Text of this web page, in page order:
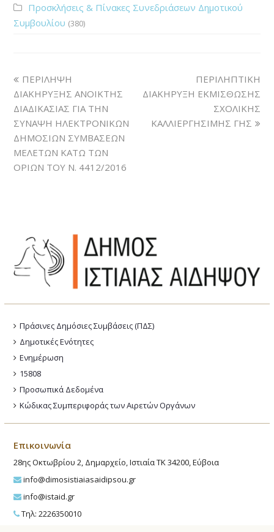
Προσκλήσεις & Πίνακες Συνεδριάσεων Δημοτικού
Συμβουλίου (380)
ΠΕΡΙΛΗΨΗ
ΔΙΑΚΗΡΥΞΗΣ ΑΝΟΙΚΤΗΣ
ΔΙΑΔΙΚΑΣΙΑΣ ΓΙΑ ΤΗΝ
ΣΥΝΑΨΗ ΗΛΕΚΤΡΟΝΙΚΩΝ
ΔΗΜΟΣΙΩΝ ΣΥΜΒΑΣΕΩΝ
ΜΕΛΕΤΩΝ ΚΑΤΩ ΤΩΝ
ΟΡΙΩΝ ΤΟΥ Ν. 4412/2016
ΠΕΡΙΛΗΠΤΙΚΗ
ΔΙΑΚΗΡΥΞΗ ΕΚΜΙΣΘΩΣΗΣ
ΣΧΟΛΙΚΗΣ
ΚΑΛΛΙΕΡΓΗΣΙΜΗΣ ΓΗΣ
Πράσινες Δημόσιες Συμβάσεις (ΠΔΣ)
Δημοτικές Ενότητες
Ενημέρωση
15808
Προσωπικά Δεδομένα
Κώδικας Συμπεριφοράς των Αιρετών Οργάνων
Επικοινωνία
28ης Οκτωβρίου 2, Δημαρχείο, Ιστιαία ΤΚ 34200, Εύβοια
info@dimosistiaiasaidipsou.gr
info@istaid.gr
Τηλ: 2226350010